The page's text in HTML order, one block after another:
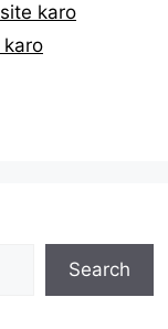
karo
Search